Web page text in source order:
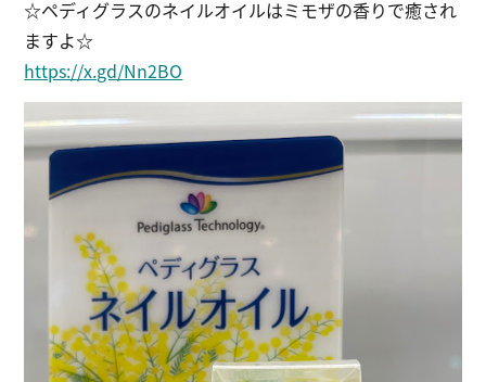
☆ペディグラスのネイルオイルはミモザの香りで癒され
ますよ☆
https://x.gd/Nn2BO